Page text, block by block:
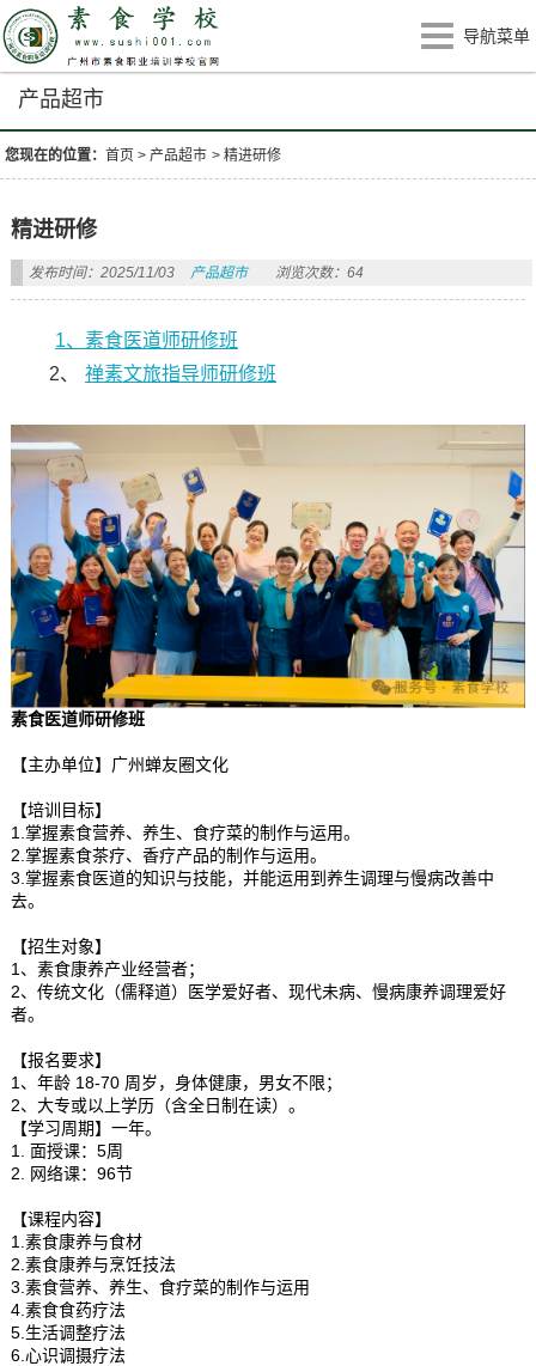
导航菜单
产品超市
您现在的位置：首页 >产品超市 >精进研修
精进研修
发布时间：2025/11/03 产品超市 浏览次数：64
1、素食医道师研修班
2、
禅素文旅指导师研修班
素食医道师研修班
【主办单位】广州蝉友圈文化
【培训目标】
1.掌握素食营养、养生、食疗菜的制作与运用。
2.掌握素食茶疗、香疗产品的制作与运用。
3.掌握素食医道的知识与技能，并能运用到养生调理与慢病改善中
去。
【招生对象】
1、素食康养产业经营者；
2、传统文化（儒释道）医学爱好者、现代未病、慢病康养调理爱好
者。
【报名要求】
1、年龄 18-70 周岁，身体健康，男女不限；
2、大专或以上学历（含全日制在读）。
【学习周期】一年。
1. 面授课：5周
2. 网络课：96节
【课程内容】
1.素食康养与食材
2.素食康养与烹饪技法
3.素食营养、养生、食疗菜的制作与运用
4.素食食药疗法
5.生活调整疗法
6.心识调摄疗法